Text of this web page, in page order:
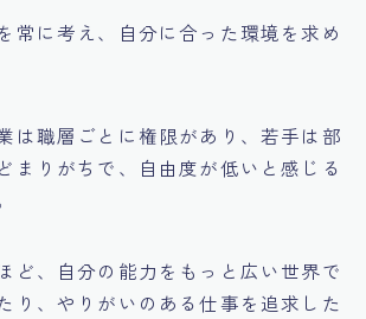
常に考え、自分に合った環境を求め
は職層ごとに権限があり、若手は部
まりがちで、自由度が低いと感じる
ど、自分の能力をもっと広い世界で
り、やりがいのある仕事を追求した